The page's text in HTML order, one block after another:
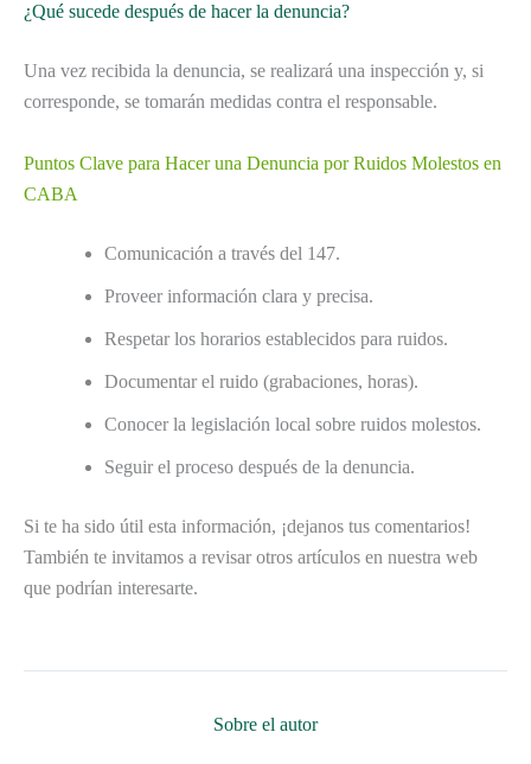
¿Qué sucede después de hacer la denuncia?
Una vez recibida la denuncia, se realizará una inspección y, si
corresponde, se tomarán medidas contra el responsable.
Puntos Clave para Hacer una Denuncia por Ruidos Molestos en
CABA
Comunicación a través del 147.
Proveer información clara y precisa.
Respetar los horarios establecidos para ruidos.
Documentar el ruido (grabaciones, horas).
Conocer la legislación local sobre ruidos molestos.
Seguir el proceso después de la denuncia.
Si te ha sido útil esta información, ¡dejanos tus comentarios!
También te invitamos a revisar otros artículos en nuestra web
que podrían interesarte.
Sobre el autor